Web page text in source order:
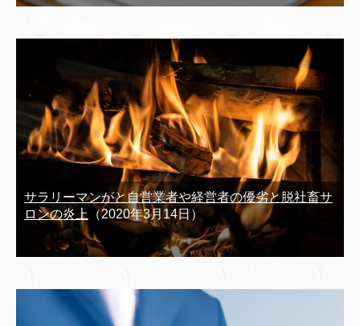
サラリーマンがと自営業者や経営者の優劣と脱社畜サ
ロンの炎上
（2020年3月14日）